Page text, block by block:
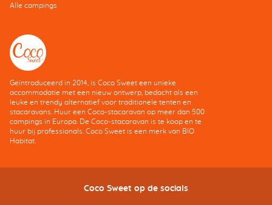
Alle campings
Geïntroduceerd in 2014, is Coco Sweet een unieke
accommodatie met een nieuw ontwerp, bedacht als een
leuke en trendy alternatief voor traditionele tenten en
stacaravans. Huur een Coco-stacaravan op meer dan 500
campings in Europa. De Coco-stacaravan is te koop en te
huur bij professionals. Coco Sweet is een merk van BIO
Habitat.
Coco Sweet op de socials